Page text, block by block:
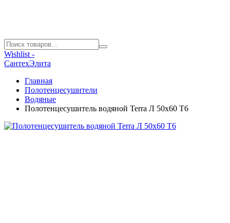
Wishlist -
СантехЭлита
Главная
Полотенцесушители
Водяные
Полотенцесушитель водяной Terra Л 50х60 Т6